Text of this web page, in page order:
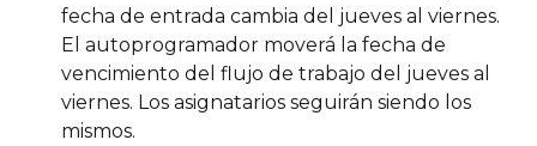
fecha de entrada cambia del jueves al viernes.
El autoprogramador moverá la fecha de
vencimiento del flujo de trabajo del jueves al
viernes. Los asignatarios seguirán siendo los
mismos.